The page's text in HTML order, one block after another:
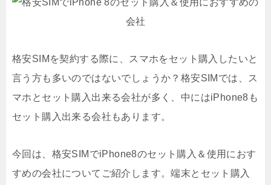
格安SIMを契約する際に、スマホをセット購入したいと
言う方も多いのではないでしょうか？格安SIMでは、ス
マホとセット購入出来る会社が多く、中にはiPhone8も
セット購入出来る会社もあります。
今回は、格安SIMでiPhone8のセット購入＆使用におす
すめの会社についてご紹介します。端末とセット購入